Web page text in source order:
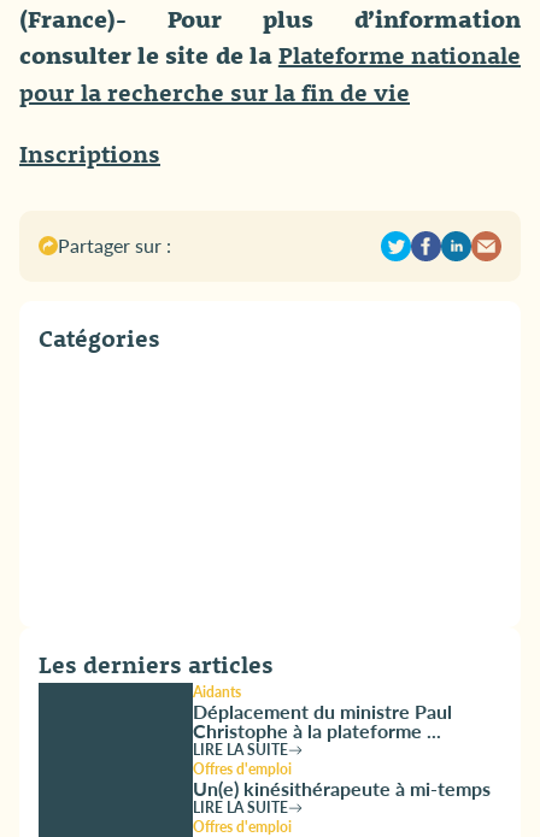
(France)- Pour plus d’information
consulter le site de la Plateforme nationale
pour la recherche sur la fin de vie
Inscriptions
Partager sur :
Catégories
Les derniers articles
Aidants
Déplacement du ministre Paul
Christophe à la plateforme ...
LIRE LA SUITE
Offres d'emploi
Un(e) kinésithérapeute à mi-temps
LIRE LA SUITE
Offres d'emploi